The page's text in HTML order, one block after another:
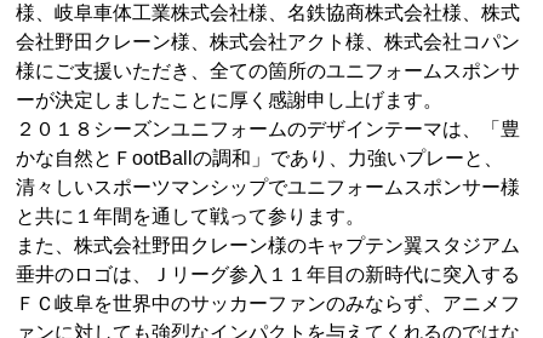
様、岐阜車体工業株式会社様、名鉄協商株式会社様、株式
会社野田クレーン様、株式会社アクト様、株式会社コパン
様にご支援いただき、全ての箇所のユニフォームスポンサ
ーが決定しましたことに厚く感謝申し上げます。
２０１８シーズンユニフォームのデザインテーマは、「豊
かな自然とＦootBallの調和」であり、力強いプレーと、
清々しいスポーツマンシップでユニフォームスポンサー様
と共に１年間を通して戦って参ります。
また、株式会社野田クレーン様のキャプテン翼スタジアム
垂井のロゴは、Ｊリーグ参入１１年目の新時代に突入する
ＦＣ岐阜を世界中のサッカーファンのみならず、アニメフ
ァンに対しても強烈なインパクトを与えてくれるのではな